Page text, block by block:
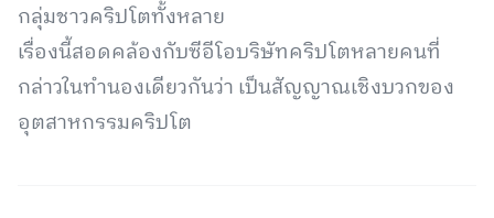
กลุ่มชาวคริปโตทั้งหลาย
เรื่องนี้สอดคล้องกับซีอีโอบริษัทคริปโตหลายคนที่
กล่าวในทำนองเดียวกันว่า เป็นสัญญาณเชิงบวกของ
อุตสาหกรรมคริปโต